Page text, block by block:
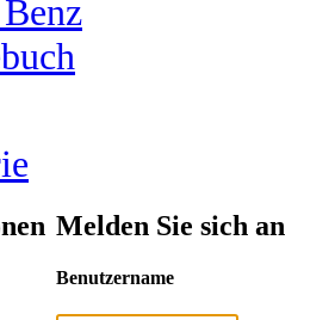
Melden Sie sich an
Benutzername